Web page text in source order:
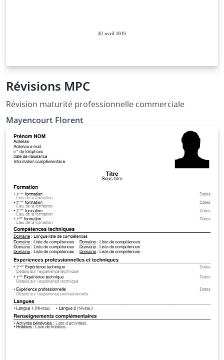
Révisions MPC
Révision maturité professionnelle commerciale
Mayencourt Florent